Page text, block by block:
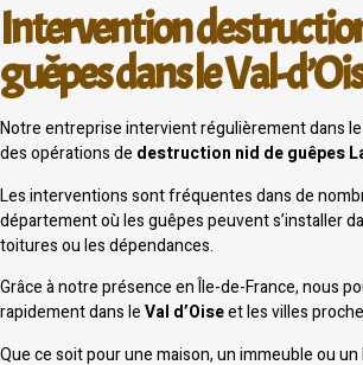
Intervention
guêpes dans le Val-
Notre entreprise intervient régulièrement dans le
des opérations de destruction nid de guêpes
Les interventions sont fréquentes dans de
département où les guêpes peuvent s’installer
toitures ou les dépendances.
Grâce à notre présence en Île-de-France, nous
rapidement dans leVal d’Oiseet les villes
Que ce soit pour une maison, un immeuble ou